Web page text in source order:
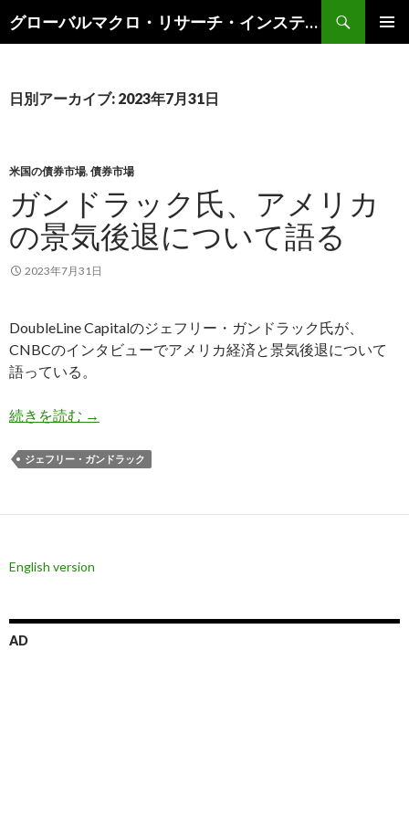
グローバルマクロ・リサーチ・インスティテュート
索
ン
キ
プ
日別アーカイブ: 2023年7月31日
米国の債券市場, 債券市場
ガンドラック氏、アメリカ
の景気後退について語る
2023年7月31日
DoubleLine Capitalのジェフリー・ガンドラック氏が、
CNBCのインタビューでアメリカ経済と景気後退について
語っている。
続きを読む ガンドラック氏、アメリカの景気後退について語
→
ジェフリー・ガンドラック
English version
AD